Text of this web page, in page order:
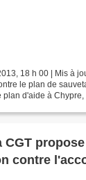
18 h 00 | Mis à
le plan de
plan d'aide à
CGT
contre